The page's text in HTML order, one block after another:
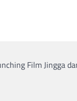
Film Jingga